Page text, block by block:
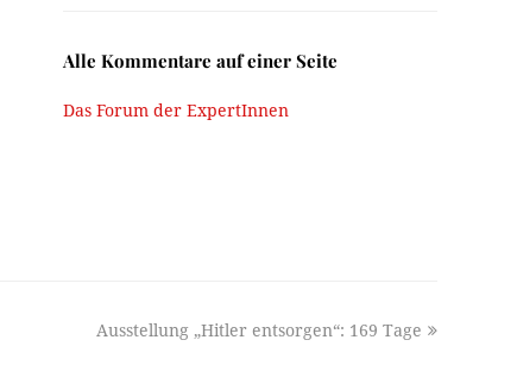
Alle Kommentare auf einer Seite
Das Forum der ExpertInnen
next
Ausstellung „Hitler entsorgen“: 169 Tage